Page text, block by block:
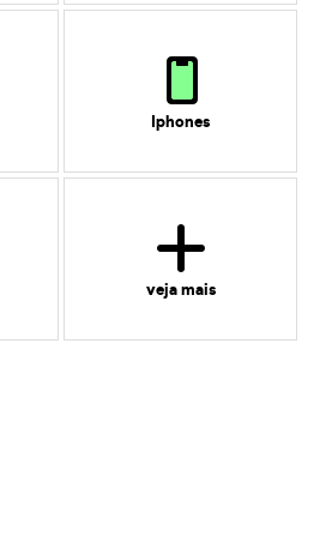
Iphones
veja mais